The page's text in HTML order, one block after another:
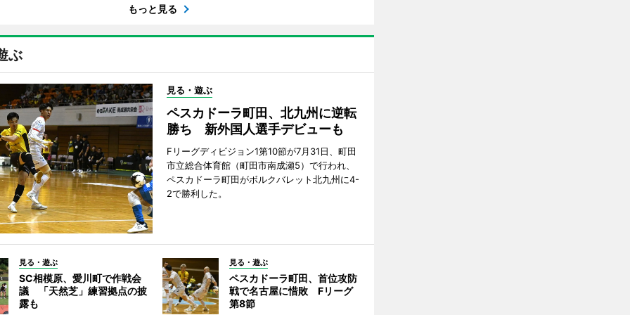
もっと見る
ぶ
見る・遊ぶ
ペスカドーラ町田、北九州に逆転
勝ち 新外国人選手デビューも
Fリーグディビジョン1第10節が7月31日、町田
市立総合体育館（町田市南成瀬5）で行われ、
ペスカドーラ町田がボルクバレット北九州に4-
2で勝利した。
見る・遊ぶ
SC相模原、愛川町で作戦会
議 「天然芝」練習拠点の披
露も
見る・遊ぶ
ペスカドーラ町田、首位攻防
戦で名古屋に惜敗 Fリーグ
第8節